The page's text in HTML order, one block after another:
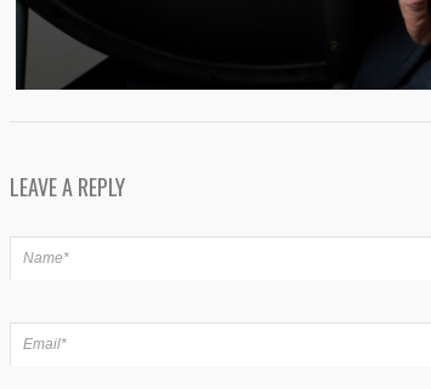
LEAVE A REPLY